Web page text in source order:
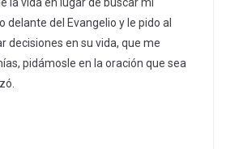
delante del Evangelio y le pido al
decisiones en su vida, que me
pidámosle en la oración que sea